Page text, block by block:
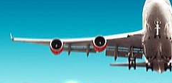
CASSIDA CHAIN OIL HTE 10 L